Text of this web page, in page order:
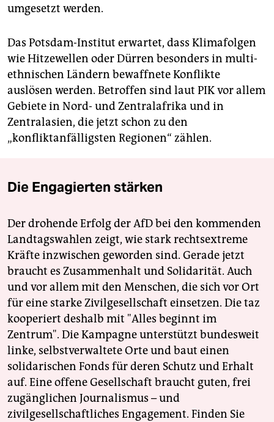
umgesetzt werden.
Das Potsdam-Institut erwartet, dass Klimafolgen
wie Hitzewellen oder Dürren besonders in multi-
ethnischen Ländern bewaffnete Konflikte
auslösen werden. Betroffen sind laut PIK vor allem
Gebiete in Nord- und Zentralafrika und in
Zentralasien, die jetzt schon zu den
„konfliktanfälligsten Regionen“ zählen.
Die Engagierten stärken
Der drohende Erfolg der AfD bei den kommenden
Landtagswahlen zeigt, wie stark rechtsextreme
Kräfte inzwischen geworden sind. Gerade jetzt
braucht es Zusammenhalt und Solidarität. Auch
und vor allem mit den Menschen, die sich vor Ort
für eine starke Zivilgesellschaft einsetzen. Die taz
kooperiert deshalb mit "Alles beginnt im
Zentrum". Die Kampagne unterstützt bundesweit
linke, selbstverwaltete Orte und baut einen
solidarischen Fonds für deren Schutz und Erhalt
auf. Eine offene Gesellschaft braucht guten, frei
zugänglichen Journalismus – und
zivilgesellschaftliches Engagement. Finden Sie